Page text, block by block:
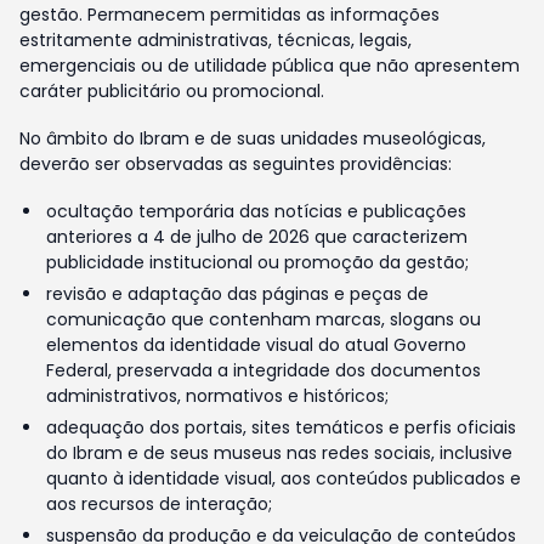
gestão. Permanecem permitidas as informações
estritamente administrativas, técnicas, legais,
emergenciais ou de utilidade pública que não apresentem
caráter publicitário ou promocional.
No âmbito do Ibram e de suas unidades museológicas,
deverão ser observadas as seguintes providências:
ocultação temporária das notícias e publicações
anteriores a 4 de julho de 2026 que caracterizem
publicidade institucional ou promoção da gestão;
revisão e adaptação das páginas e peças de
comunicação que contenham marcas, slogans ou
elementos da identidade visual do atual Governo
Federal, preservada a integridade dos documentos
administrativos, normativos e históricos;
adequação dos portais, sites temáticos e perfis oficiais
do Ibram e de seus museus nas redes sociais, inclusive
quanto à identidade visual, aos conteúdos publicados e
aos recursos de interação;
suspensão da produção e da veiculação de conteúdos